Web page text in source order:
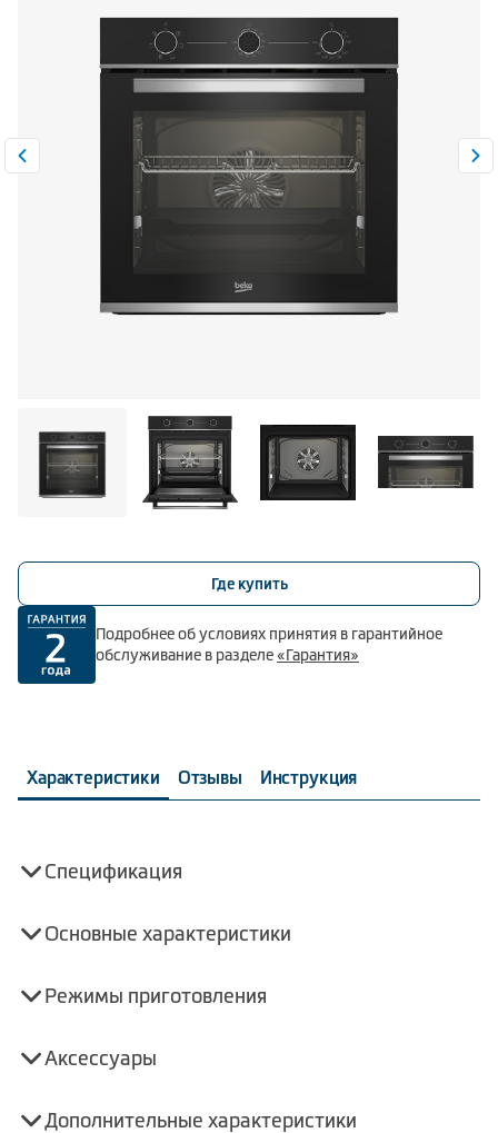
Климатическая техника
Где купить
Подробнее об условиях принятия в гарантийное
обслуживание в разделе«Гарантия»
Характеристики Отзывы Инструкция
Спецификация
Основные характеристики
Режимы приготовления
Аксессуары
Дополнительные характеристики